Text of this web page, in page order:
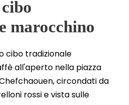
marocchino